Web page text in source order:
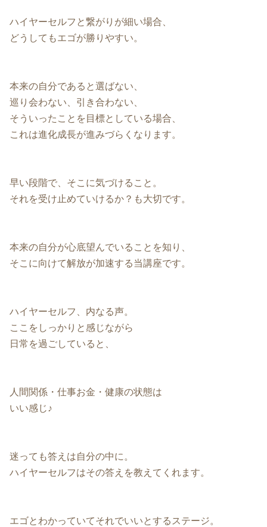
ハイヤーセルフと繋がりが細い場合、
どうしてもエゴが勝りやすい。
本来の自分であると選ばない、
巡り会わない、引き合わない、
そういったことを目標としている場合、
これは進化成長が進みづらくなります。
早い段階で、そこに気づけること。
それを受け止めていけるか？も大切です。
本来の自分が心底望んでいることを知り、
そこに向けて解放が加速する当講座です。
ハイヤーセルフ、内なる声。
ここをしっかりと感じながら
日常を過ごしていると、
人間関係・仕事お金・健康の状態は
いい感じ♪
迷っても答えは自分の中に。
ハイヤーセルフはその答えを教えてくれます。
エゴとわかっていてそれでいいとするステージ。